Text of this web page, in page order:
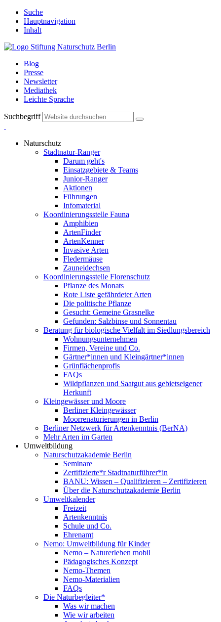
Suche
Hauptnavigation
Inhalt
Blog
Presse
Newsletter
Mediathek
Leichte Sprache
Suchbegriff
Naturschutz
Stadtnatur-Ranger
Darum geht's
Einsatzgebiete & Teams
Junior-Ranger
Aktionen
Führungen
Infomaterial
Koordinierungsstelle Fauna
Amphibien
ArtenFinder
ArtenKenner
Invasive Arten
Fledermäuse
Zauneidechsen
Koordinierungsstelle Florenschutz
Pflanze des Monats
Rote Liste gefährdeter Arten
Die politische Pflanze
Gesucht: Gemeine Grasnelke
Gefunden: Salzbinse und Sonnentau
Beratung für biologische Vielfalt im Siedlungsbereich
Wohnungsunternehmen
Firmen, Vereine und Co.
Gärtner*innen und Kleingärtner*innen
Grünflächenprofis
FAQs
Wildpflanzen und Saatgut aus gebietseigener
Herkunft
Kleingewässer und Moore
Berliner Kleingewässer
Moorrenaturierungen in Berlin
Berliner Netzwerk für Artenkenntnis (BerNA)
Mehr Arten im Garten
Umweltbildung
Naturschutzakademie Berlin
Seminare
Zertifizierte*r Stadtnaturführer*in
BANU: Wissen – Qualifizieren – Zertifizieren
Über die Naturschutzakademie Berlin
Umweltkalender
Freizeit
Artenkenntnis
Schule und Co.
Ehrenamt
Nemo: Umweltbildung für Kinder
Nemo – Naturerleben mobil
Pädagogisches Konzept
Nemo-Themen
Nemo-Materialien
FAQs
Die Naturbegleiter*
Was wir machen
Wie wir arbeiten